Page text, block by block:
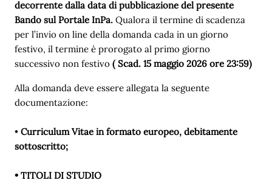
decorrente dalla data di pubblicazione del presente
Bando sul Portale InPa. Qualora il termine di scadenza
per l’invio on line della domanda cada in un giorno
festivo, il termine è prorogato al primo giorno
successivo non festivo ( Scad. 15 maggio 2026 ore 23:59)
Alla domanda deve essere allegata la seguente
documentazione:
• Curriculum Vitae in formato europeo, debitamente
sottoscritto;
• TITOLI DI STUDIO